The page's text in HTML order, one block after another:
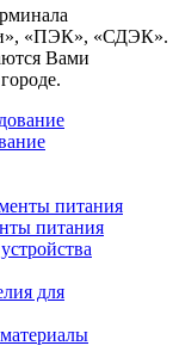
«ПЭК», «СДЭК».
Вами
питания
для